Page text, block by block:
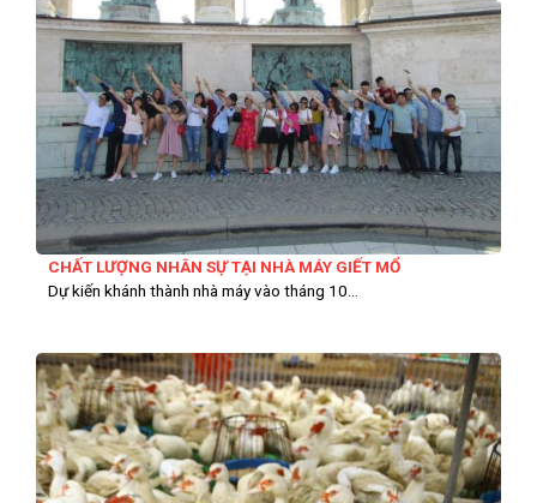
CHẤT LƯỢNG NHÂN SỰ TẠI NHÀ MÁY GIẾT MỔ
Dự kiến khánh thành nhà máy vào tháng 10...